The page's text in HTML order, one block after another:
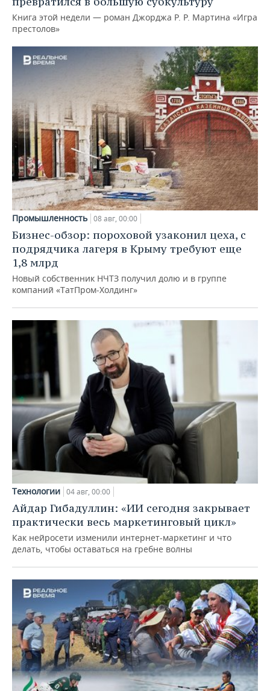
Книга этой недели — роман Джорджа Р. Р. Мартина «Игра
престолов»
Промышленность 08 авг, 00:00
Бизнес-обзор: пороховой узаконил цеха, с
подрядчика лагеря в Крыму требуют еще
1,8 млрд
Новый собственник НЧТЗ получил долю и в группе
компаний «ТатПром-Холдинг»
Технологии 04 авг, 00:00
Айдар Гибадуллин: «ИИ сегодня закрывает
практически весь маркетинговый цикл»
Как нейросети изменили интернет-маркетинг и что
делать, чтобы оставаться на гребне волны